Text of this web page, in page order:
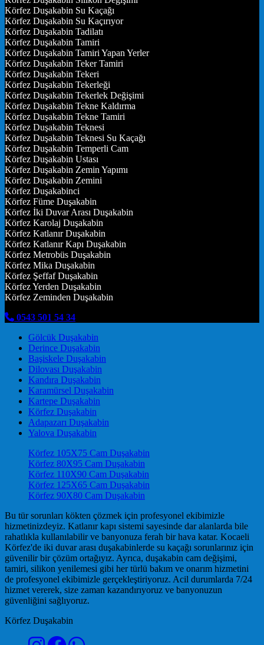
Körfez Duşakabin Su Kaçağı
Körfez Duşakabin Su Kaçırıyor
Körfez Duşakabin Tadilatı
Körfez Duşakabin Tamiri
Körfez Duşakabin Tamiri Yapan Yerler
Körfez Duşakabin Teker Tamiri
Körfez Duşakabin Tekeri
Körfez Duşakabin Tekerleği
Körfez Duşakabin Tekerlek Değişimi
Körfez Duşakabin Tekne Kaldırma
Körfez Duşakabin Tekne Tamiri
Körfez Duşakabin Teknesi
Körfez Duşakabin Teknesi Su Kaçağı
Körfez Duşakabin Temperli Cam
Körfez Duşakabin Ustası
Körfez Duşakabin Zemin Yapımı
Körfez Duşakabin Zemini
Körfez Duşakabinci
Körfez Füme Duşakabin
Körfez İki Duvar Arası Duşakabin
Körfez Karolaj Duşakabin
Körfez Katlanır Duşakabin
Körfez Katlanır Kapı Duşakabin
Körfez Metrobüs Duşakabin
Körfez Mika Duşakabin
Körfez Şeffaf Duşakabin
Körfez Yerden Duşakabin
Körfez Zeminden Duşakabin
0543 501 54 34
Gölcük Duşakabin
Derince Duşakabin
Başiskele Duşakabin
Dilovası Duşakabin
Kandıra Duşakabin
Karamürsel Duşakabin
Kartepe Duşakabin
Körfez Duşakabin
Adapazarı Duşakabin
Yalova Duşakabin
Körfez 105X75 Cam Duşakabin
Körfez 80X95 Cam Duşakabin
Körfez 110X90 Cam Duşakabin
Körfez 125X65 Cam Duşakabin
Körfez 90X80 Cam Duşakabin
Bu tür sorunları kökten çözmek için profesyonel ekibimizle
hizmetinizdeyiz. Katlanır kapı sistemi sayesinde dar alanlarda bile
rahatlıkla kullanılabilir ve banyonuza ferah bir hava katar. Kocaeli
Körfez'de iki duvar arası duşakabinlerde su kaçağı sorunlarınız için
güvenilir bir çözüm ortağıyız. Ayrıca, duşakabin cam değişimi,
tamiri, silikon yenilemesi gibi her türlü bakım ve onarım hizmetini
de profesyonel ekibimizle gerçekleştiriyoruz. Acil durumlarda 7/24
hizmet vererek, size zaman kazandırıyoruz ve banyonuzun
güvenliğini sağlıyoruz.
Körfez Duşakabin